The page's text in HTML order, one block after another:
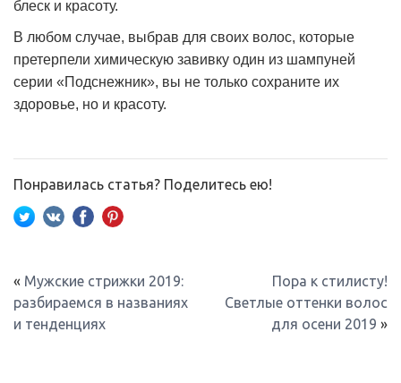
блеск и красоту.
В любом случае, выбрав для своих волос, которые
претерпели химическую завивку один из шампуней
серии «Подснежник», вы не только сохраните их
здоровье, но и красоту.
Понравилась статья? Поделитесь ею!
« Мужские стрижки 2019:
разбираемся в названиях
и тенденциях
Пора к стилисту!
Светлые оттенки волос
для осени 2019 »